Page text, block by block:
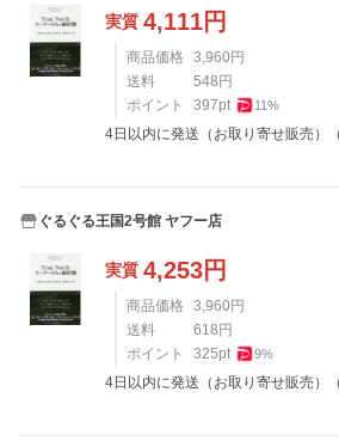
実質 4,111円
商品価格 3,960 円
送料
548 円
ポイント
397pt 11%
4日以内に発送（お取り寄せ販売）
ぐるぐる王国2号館 ヤフー店
実質 4,253円
商品価格 3,960 円
送料
618 円
ポイント
325pt 9%
4日以内に発送（お取り寄せ販売）